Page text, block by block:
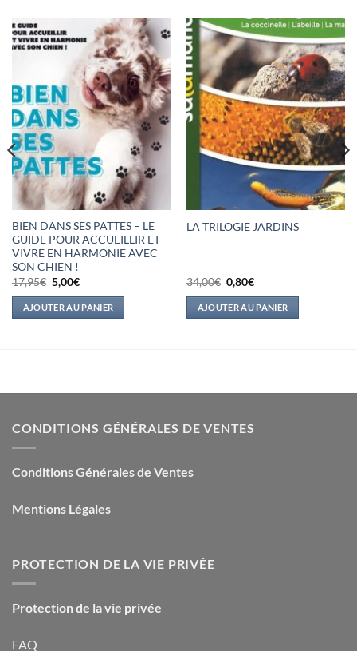
BIEN DANS SES PATTES – LE
GUIDE POUR ACCUEILLIR ET
VIVRE EN HARMONIE AVEC
SON CHIEN !
17,95€ Le
prix
initial
était :
17,95€.
5,00€Le
actuel
est :
5,00€.
AJOUTER AU PANIER
LA TRILOGIE JARDINS
34,00€ Le
prix
initial
était :
34,00€.
0,80€Le
actuel
est :
0,80€.
AJOUTER AU PANIER
CONDITIONS GÉNÉRALES DE VENTES
Conditions Générales de Ventes
Mentions Légales
PROTECTION DE LA VIE PRIVÉE
Protection de la vie privée
FAQ